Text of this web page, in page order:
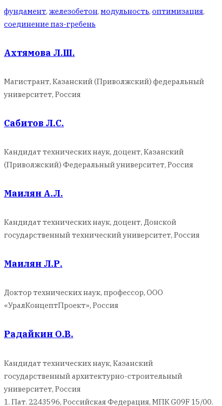
фундамент, железобетон, модульность, оптимизация,
соединение паз-гребень
Ахтямова Л.Ш.
Магистрант, Казанский (Приволжский) федеральный
университет, Россия
Сабитов Л.С.
Кандидат технических наук, доцент, Казанский
(Приволжский) Федеральный университет, Россия
Маилян А.Л.
Кандидат технических наук, доцент, Донской
государственный технический университет, Россия
Маилян Л.Р.
Доктор технических наук, профессор, ООО
«УралКонцептПроект», Россия
Радайкин О.В.
Кандидат технических наук, Казанский
государственный архитектурно-строительный
университет, Россия
1. Пат. 2243596, Российская Федерация, МПК G09F 15/00.